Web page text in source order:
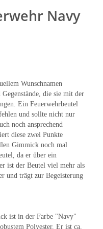
Navy
Wunschnamen
die sie mit der
Ein Feuerwehrbeutel
und sollte nicht nur
noch ansprechend
diese zwei Punkte
Gimmick noch mal
da er über ein
ist der Beutel viel mehr als
und trägt zur Begeisterung
ist in der Farbe "Navy"
Polyester. Er ist ca.